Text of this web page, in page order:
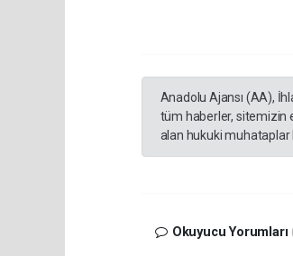
Anadolu Ajansı (AA),
tüm haberler, sitemizin
alan hukuki
Okuyucu Yorumları